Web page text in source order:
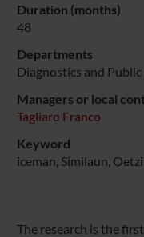
Duration (months)
48
Departments
Diagnostics and
Managers or local
Tagliaro Franco
Keyword
iceman, Similaun, Oetzi
The research is the